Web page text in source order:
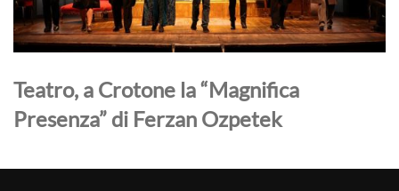
Teatro, a Crotone la “Magnifica
Presenza” di Ferzan Ozpetek